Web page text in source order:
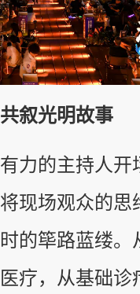
叙光明故事
的主持人开
现场观众的思
的筚路蓝缕。
疗，从基础诊